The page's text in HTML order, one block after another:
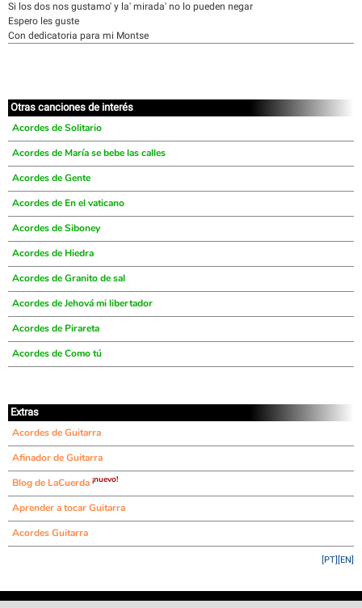
Si los dos nos gustamo' y la' mirada' no lo pueden negar
Espero les guste
Con dedicatoria para mi Montse
Otras canciones de interés
Acordes de Solitario
Acordes de María se bebe las calles
Acordes de Gente
Acordes de En el vaticano
Acordes de Siboney
Acordes de Hiedra
Acordes de Granito de sal
Acordes de Jehová mi libertador
Acordes de Pirareta
Acordes de Como tú
Extras
Acordes de Guitarra
Afinador de Guitarra
Blog de LaCuerda ¡nuevo!
Aprender a tocar Guitarra
Acordes Guitarra
[EN]
[PT]